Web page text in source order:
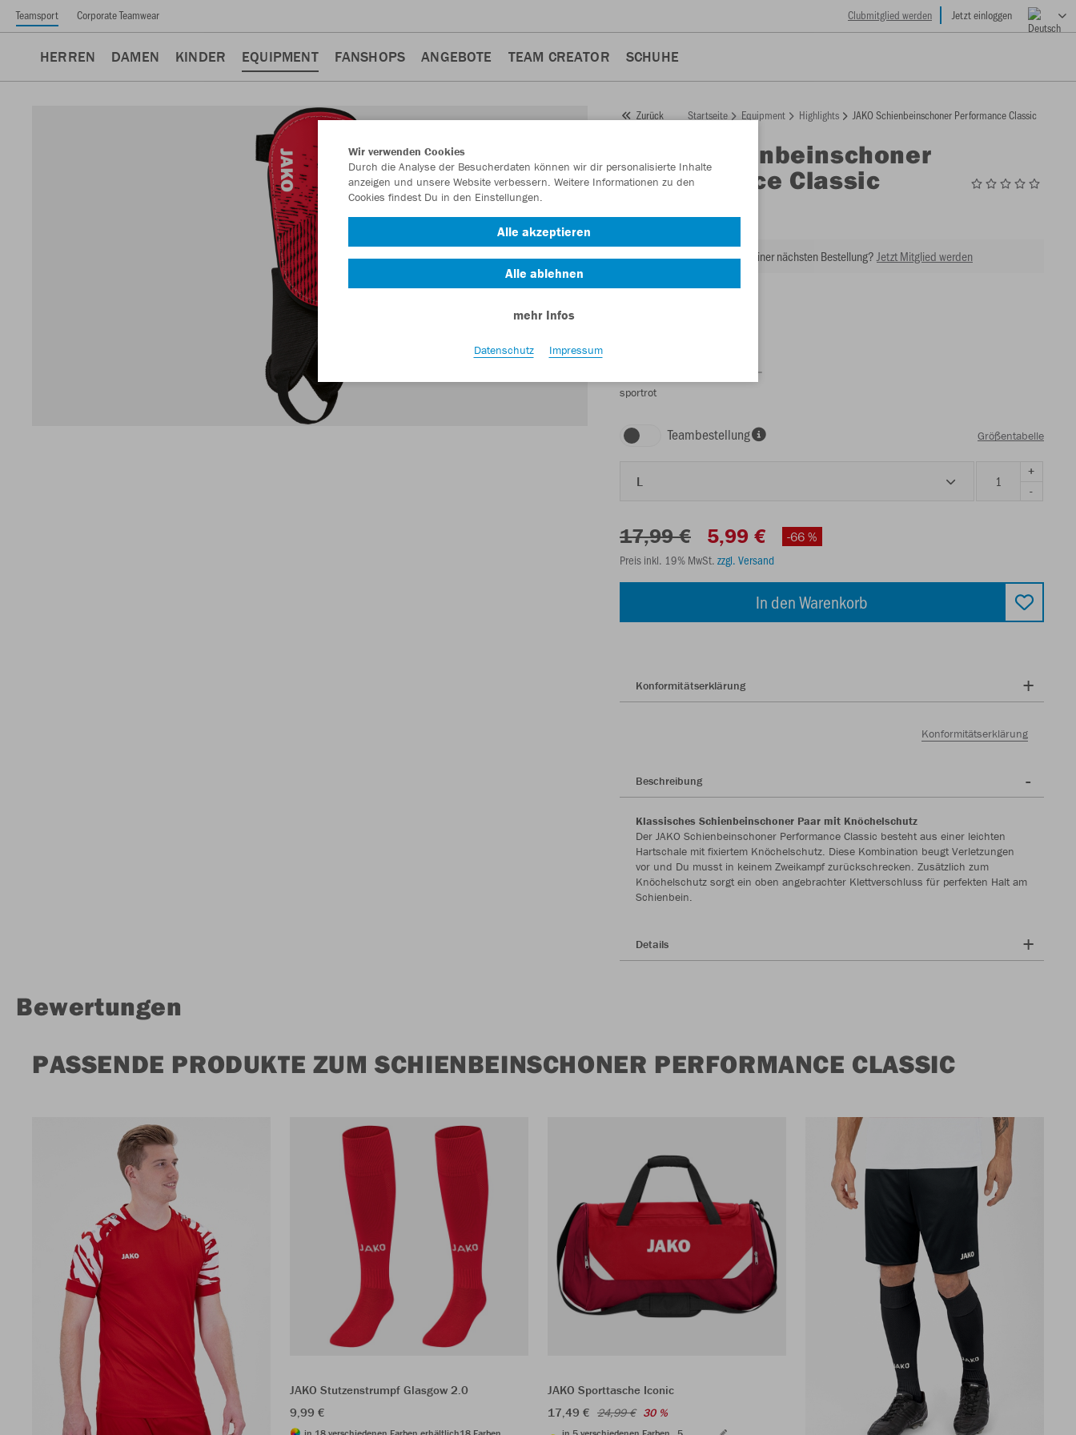
Teamsport Corporate Teamwear Clubmitglied werden Jetzt einloggen
HERREN DAMEN KINDER EQUIPMENT FANSHOPS ANGEBOTE TEAM CREATOR SCHUHE
Zurück Startseite Equipment Highlights JAKO Schienbeinschoner Performance Classic
Schienbeinschoner
Performance Classic
Lust auf 30% Rabatt bei Deiner nächsten Bestellung? Jetzt Mitglied werden
sportrot
Teambestellung Größentabelle
L
+
-
17,99 € 5,99 €
-66 %
Preis inkl. 19% MwSt. zzgl. Versand
In den Warenkorb
Konformitätserklärung
Konformitätserklärung
Beschreibung
Klassisches Schienbeinschoner Paar mit Knöchelschutz
Der JAKO Schienbeinschoner Performance Classic besteht aus einer leichten
Hartschale mit fixiertem Knöchelschutz. Diese Kombination beugt Verletzungen
vor und Du musst in keinem Zweikampf zurückschrecken. Zusätzlich zum
Knöchelschutz sorgt ein oben angebrachter Klettverschluss für perfekten Halt am
Schienbein.
Details
Bewertungen
PASSENDE PRODUKTE ZUM SCHIENBEINSCHONER PERFORMANCE CLASSIC
JAKO Stutzenstrumpf Glasgow 2.0
9,99 €
JAKO Sporttasche Iconic
17,49 € 24,99 € 30 %
Wir verwenden Cookies
Durch die Analyse der Besucherdaten können wir dir personalisierte Inhalte
anzeigen und unsere Website verbessern. Weitere Informationen zu den
Cookies findest Du in den Einstellungen.
Alle akzeptieren
Alle ablehnen
mehr Infos
Datenschutz Impressum